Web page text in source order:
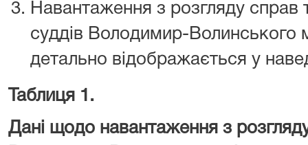
Навантаження з розгляду справ
суддів Володимир-Волинського
детально відображається у
Таблиця 1.
Дані щодо навантаження з